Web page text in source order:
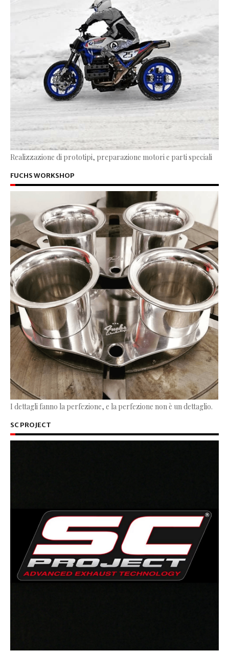
Realizzazione di prototipi, preparazione motori e parti speciali
FUCHS WORKSHOP
I dettagli fanno la perfezione, e la perfezione non è un dettaglio.
SC PROJECT